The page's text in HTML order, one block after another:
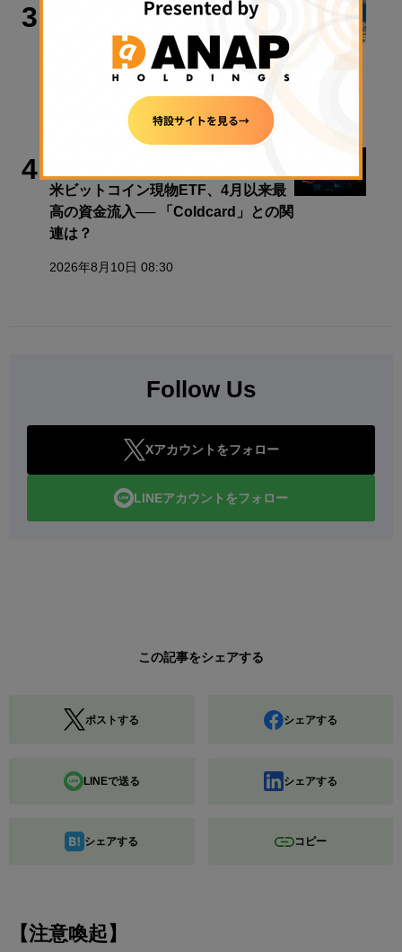
3
クラリティ法案、9月15日に審議入り
手続き採決可能に──米政府が日程公
2026年8月9日 11:28
4
米ビットコイン現物ETF、4月以来最
高の資金流入── 「Coldcard」との関
連は？
2026年8月10日 08:30
Follow Us
Xアカウントをフォロー
LINEアカウントをフォロー
この記事をシェアする
ポストする シェアする
LINEで送る シェアする
シェアする コピー
【注意喚起】